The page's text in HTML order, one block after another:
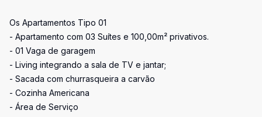
Os Apartamentos Tipo 01
- Apartamento com 03 Suítes e 100,00m² privativos.
- 01 Vaga de garagem
- Living integrando a sala de TV e jantar;
- Sacada com churrasqueira a carvão
- Cozinha Americana
- Área de Serviço